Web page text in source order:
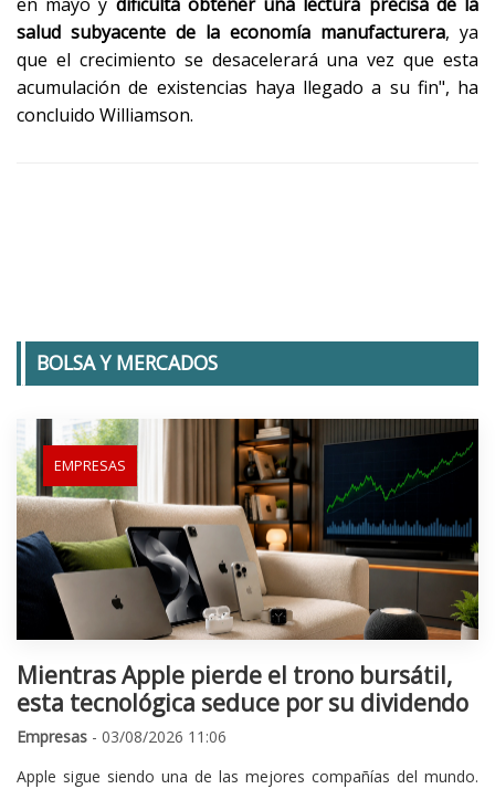
salud subyacente de la economía manufacturera, ya
que el crecimiento se desacelerará una vez que esta
acumulación de existencias haya llegado a su fin", ha
concluido Williamson.
BOLSA Y MERCADOS
EMPRESAS
Mientras Apple pierde el trono bursátil,
esta tecnológica seduce por su dividendo
Empresas - 03/08/2026 11:06
Apple sigue siendo una de las mejores compañías del mundo.